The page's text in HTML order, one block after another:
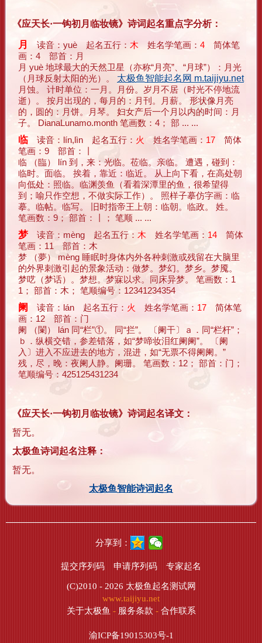
《应天长·一钩初月临妆镜》诗词起名重点字分析：
月 读音：yuè 起名五行： 木 姓名学笔画： 4 简体笔
画：4 部首：月
月 yuè 地球最大的天然卫星（亦称“月亮”、“月球”）：月光
（月球反射太阳的光）。 太极鱼智能起名网 m.taijiyu.net
月蚀。 计时单位：一月。月份。岁月不居（时光不停地流
逝）。 按月出现的，每月的：月刊。月薪。 形状像月亮
的，圆的：月饼。月琴。 妇女产后一个月以内的时间：月
子。 DianaLunamo.month 笔画数：4； 部 ... ...
临 读音：lín,lìn 起名五行： 火 姓名学笔画： 17 简体
笔画：9 部首：丨
临 （臨） lín 到，来：光临。莅临。亲临。 遭遇，碰到：
临时。面临。 挨着，靠近：临近。 从上向下看，在高处朝
向低处：照临。临渊羡鱼（看着深潭里的鱼，很希望得
到；喻只作空想，不做实际工作）。 照样子摹仿字画：临
摹。临帖。临写。 旧时指帝王上朝：临朝。临政。 姓。
笔画数：9； 部首：丨； 笔顺 ... ...
梦 读音：mèng 起名五行： 木 姓名学笔画： 14 简体
笔画：11 部首：木
梦 （夢） mèng 睡眠时身体内外各种刺激或残留在大脑里
的外界刺激引起的景象活动：做梦。梦幻。梦乡。梦魇。
梦呓（梦话）。梦想。梦寐以求。同床异梦。 笔画数：1
1； 部首：木； 笔顺编号：12341234354
阑 读音：lán 起名五行： 火 姓名学笔画： 17 简体笔
画：12 部首：门
阑 （闌） lán 同“栏”①。 同“拦”。 〔阑干〕ａ．同“栏杆”；
ｂ．纵横交错，参差错落，如“梦啼妆泪红阑阑”。 〔阑
入〕进入不应进去的地方，混进，如“无票不得阑阑。”
残，尽，晚：夜阑人静。阑珊。 笔画数：12； 部首：门；
笔顺编号：425125431234
《应天长·一钩初月临妆镜》诗词起名译文：
暂无。
太极鱼诗词起名注释：
暂无。
太极鱼智能诗词起名
分享到：
提交序列码 申请序列码 专家起名
(C)2010 - 2026 太极鱼起名测试网
www.taijiyu.net
关于太极鱼 - 服务条款 - 合作联系
渝ICP备19015303号-1